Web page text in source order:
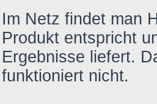
Im Netz findet man
Produkt entspricht
Ergebnisse liefert.
funktioniert nicht.